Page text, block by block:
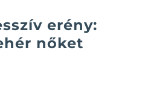
erény:
nőket